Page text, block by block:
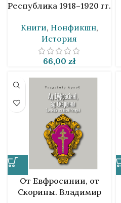
Республика 1918–1920 гг.
Книги, Нонфикшн,
История
66,00 zł
От Евфросинии, от
Скорины. Владимир